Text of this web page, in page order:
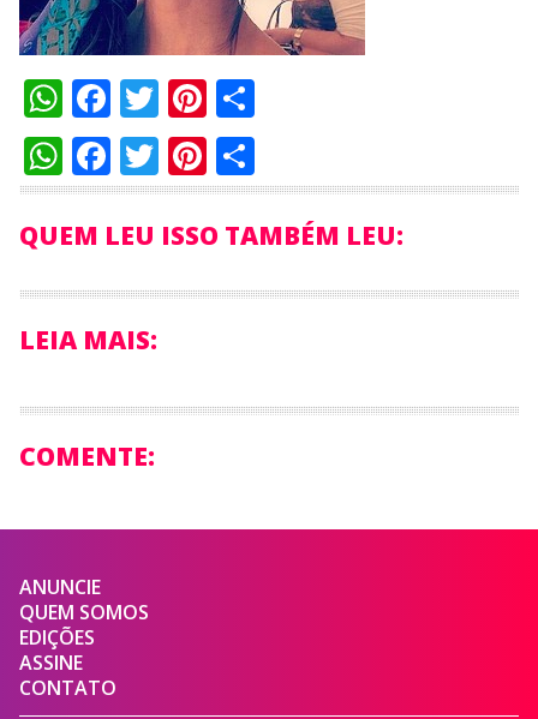
WhatsApp
Facebook
Twitter
Pinterest
Compartilhar
WhatsApp
Facebook
Twitter
Pinterest
Compartilhar
QUEM LEU ISSO TAMBÉM LEU:
LEIA MAIS:
COMENTE:
ANUNCIE
QUEM SOMOS
EDIÇÕES
ASSINE
CONTATO